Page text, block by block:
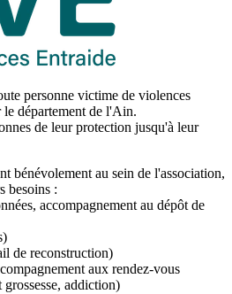
personne victime de violences
département de l'Ain.
de leur protection jusqu'à leur
bénévolement au sein de l'association,
besoins :
accompagnement au dépôt de
de reconstruction)
aux rendez-vous
addiction)